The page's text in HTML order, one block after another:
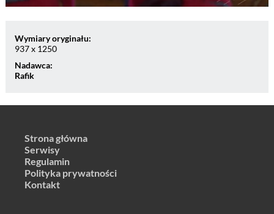
Wymiary oryginału:
937 x 1250
Nadawca:
Rafik
Strona główna
Serwisy
Regulamin
Polityka prywatności
Kontakt